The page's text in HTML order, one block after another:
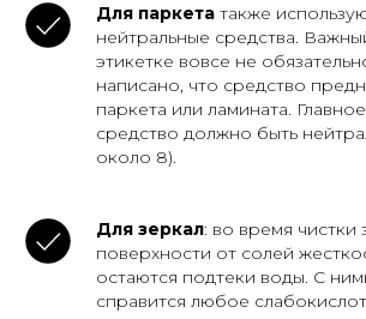
Для паркета также
нейтральные средства.
этикетке вовсе не
написано, что средство
паркета или ламината.
средство должно быть
около 8).
Для зеркал: во время чистки
поверхности от солей
остаются подтеки воды. С
справится любое